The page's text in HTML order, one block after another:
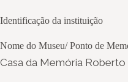
Identificação da instituição
Nome do Museu/ Ponto de
Casa da Memória